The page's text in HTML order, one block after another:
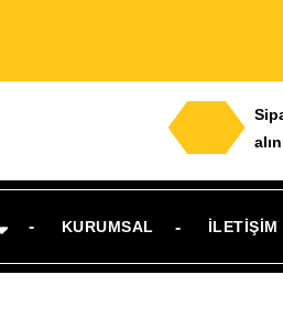
KURUMSAL İLETIŞIM